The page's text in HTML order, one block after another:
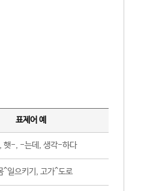
표제어 예
햇-, -는데, 생각-하다
^일으키기, 고가^도로